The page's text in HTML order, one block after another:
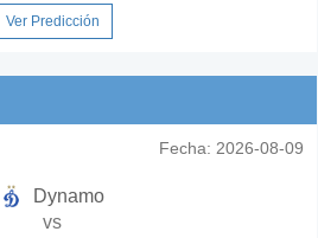
Ver Predicción
Fecha: 2026-08-09
Dynamo
vs